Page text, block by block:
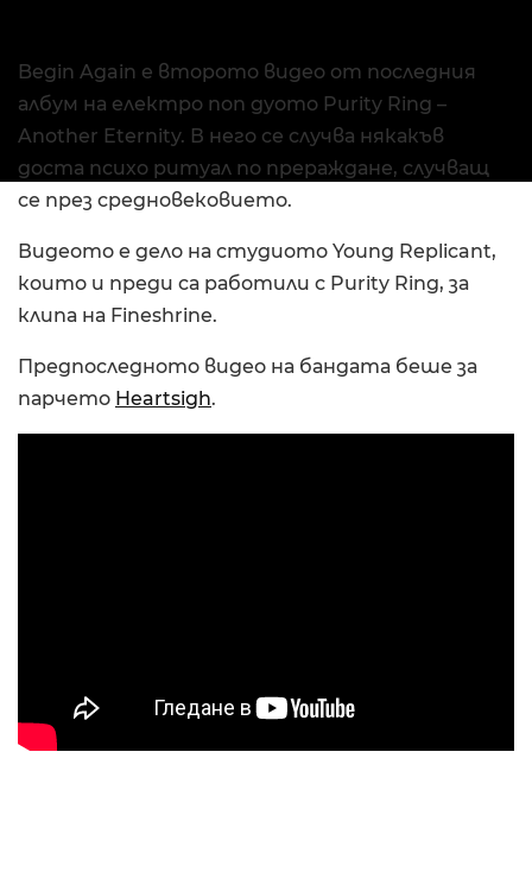
Begin Again е второто видео от последния
албум на електро поп дуото Purity Ring –
Another Eternity. В него се случва някакъв
доста психо ритуал по прераждане, случващ
се през средновековието.
Видеото е дело на студиото Young Replicant,
които и преди са работили с Purity Ring, за
клипа на Fineshrine.
Предпоследното видео на бандата беше за
парчето Heartsigh.